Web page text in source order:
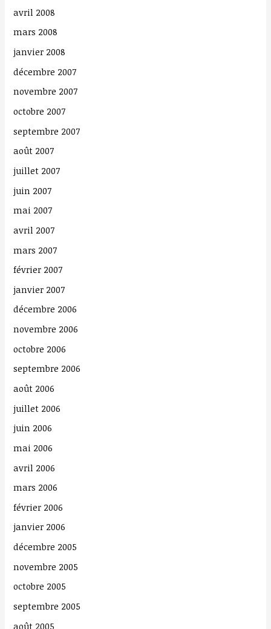
avril 2008
mars 2008
janvier 2008
décembre 2007
novembre 2007
octobre 2007
septembre 2007
août 2007
juillet 2007
juin 2007
mai 2007
avril 2007
mars 2007
février 2007
janvier 2007
décembre 2006
novembre 2006
octobre 2006
septembre 2006
août 2006
juillet 2006
juin 2006
mai 2006
avril 2006
mars 2006
février 2006
janvier 2006
décembre 2005
novembre 2005
octobre 2005
septembre 2005
août 2005